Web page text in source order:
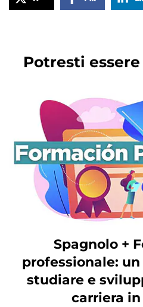
Potresti
Spagnolo +
professionale:
studiare e
carriera in